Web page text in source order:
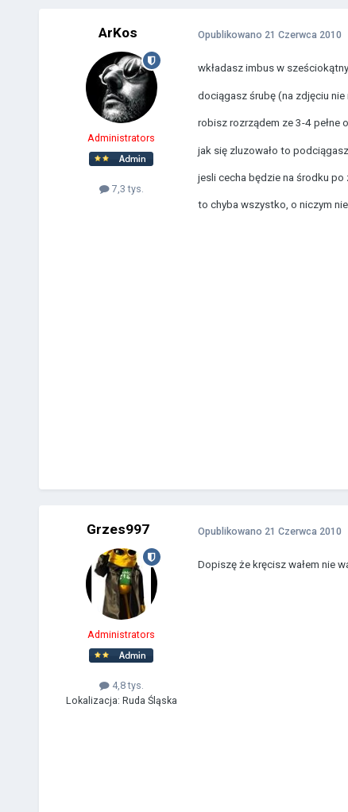
ArKos
Administrators
7,3 tys.
Opublikowano 21 Czerwca 2010
wkładasz imbus w
dociągasz śrubę (na zdjęciu
robisz rozrządem ze 3-4 pełne
jak się zluzowało to
jesli cecha będzie na środku
to chyba wszystko, o niczym
Grzes997
Administrators
4,8 tys.
Lokalizacja: Ruda Śląska
Opublikowano 21 Czerwca 2010
Dopiszę że kręcisz wałem nie